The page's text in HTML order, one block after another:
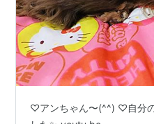
♡アンちゃん〜(^^) ♡自分